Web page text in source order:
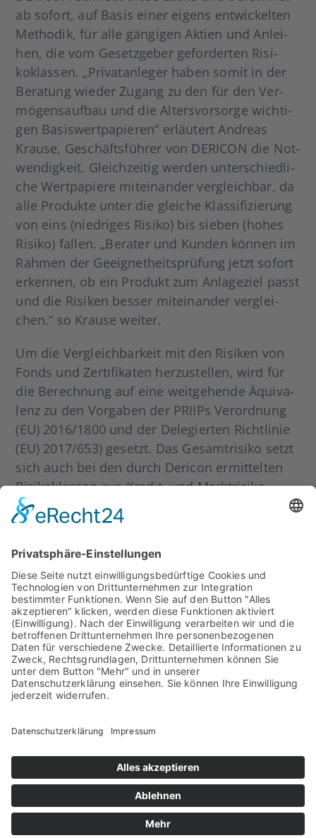
ab sofort, auf Basis einer eigens ent­wi­ckel­ten
Metho­dik, für alle gän­gi­gen Akti­en und Anlei­
hen, die vom Gesetz­ge­ber gefor­der­ten Risi­
koklas­sen. „Pri­vat­an­le­ger haben somit in der
Bera­tung wie­der Zugang zu den für den Ver­
mö­gens­auf­bau und die Alters­vor­sor­ge wich­ti­
gen Basis­wert­pa­pie­ren“ erläu­tert Andre­as
Krau­se, Geschäfts­füh­rer von DERICON die Not­
wen­dig­keit. Gleich­zei­tig wer­den unter­schied­li­
che Wert­pa­pie­re mit­ein­an­der ver­gleich­bar, da
alle Pro­duk­te unter die glei­che Klas­si­fi­zie­rung
von eins (nied­ri­ges Risi­ko) bis sie­ben (hohes
Risi­ko) fal­len. „Bera­ter und Kun­den kön­nen im
Rah­men der Geeig­ne­t­heits­prü­fung jetzt sofort
erken­nen, ob ein Pro­dukt zum Anla­ge­ziel passt
und die Risi­ken bes­ser mit­ein­an­der ver­glei­
chen.“ so Krau­se wei­ter.
Um die Ver­gleich­bar­keit mit den Risi­ken von
Fonds und Zer­ti­fi­ka­ten her­zu­stel­len, wird für
die Berech­nung auf eine weit­ge­hen­de Äqui­va­
lenz zu den Vor­ga­ben der PRIIPs Ver­ord­nung
(EU) 2016/1800 und der Dele­gier­ten Richt­li­nie
(EU) 2017/653) gesetzt. Das Gesamt­ri­si­ko setzt
sich auch bei den durch Der­icon ermit­tel­ten
Risi­koklas­sen aus Kre­­dit- und Markt­ri­si­ko
(Wäh­rungs- und Kurs­ri­si­ko) zusam­men. Eine
Beson­der­heit bei den Risi­koklas­sen von
nicht auf klas­si­sche Ratings, son­dern auf die
am Markt tat­säch­lich gehan­del­ten Risi­ko­prä­
mi­en (Cre­dit Spreads) abge­zielt wird. „Die Cre­
dit Spreads haben sich gera­de in Kri­sen­zei­ten
als deut­lich markt­na­her und aus­sa­ge­kräf­ti­ger
erwie­sen als die Ein­stu­fun­gen durch die
Rating­agen­tu­ren.“ erläu­tert Andre­as Krau­se.
koklas­sen erfol­gen auf täg­li­cher Basis eben­so
kön­nen die Risi­koklas­sen ab sofort von
DERICON bezie­hen. Details zu den Berech­
nungs­me­tho­den kön­nen direkt bei DERICON